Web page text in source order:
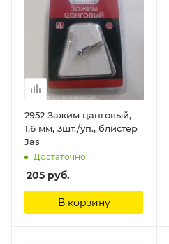
2952 Зажим цанговый,
1,6 мм, 3шт./уп., блистер
Jas
Достаточно
205 руб.
В корзину